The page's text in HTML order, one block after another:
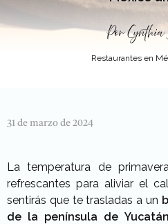
PorCynthia
Restaurantes en
31 de marzo de 2024
La temperatura de
refrescantes para aliviar el
sentirás que te trasladas a un
de la península de Yucatán